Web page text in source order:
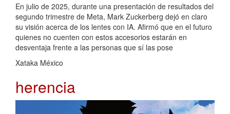
En julio de 2025, durante una presentación de resultados del
segundo trimestre de Meta, Mark Zuckerberg dejó en claro
su visión acerca de los lentes con IA. Afirmó que en el futuro
quienes no cuenten con estos accesorios estarán en
desventaja frente a las personas que sí las pose
Xataka México
herencia